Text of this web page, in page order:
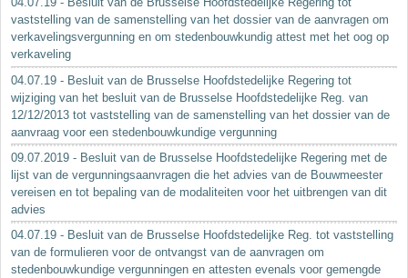
vaststelling van de samenstelling van het dossier van de aanvragen om
verkavelingsvergunning en om stedenbouwkundig attest met het oog op
verkaveling
04.07.19 - Besluit van de Brusselse Hoofdstedelijke Regering tot
wijziging van het besluit van de Brusselse Hoofdstedelijke Reg. van
12/12/2013 tot vaststelling van de samenstelling van het dossier van de
aanvraag voor een stedenbouwkundige vergunning
09.07.2019 - Besluit van de Brusselse Hoofdstedelijke Regering met de
lijst van de vergunningsaanvragen die het advies van de Bouwmeester
vereisen en tot bepaling van de modaliteiten voor het uitbrengen van dit
advies
04.07.19 - Besluit van de Brusselse Hoofdstedelijke Reg. tot vaststelling
van de formulieren voor de ontvangst van de aanvragen om
stedenbouwkundige vergunningen en attesten evenals voor gemengde